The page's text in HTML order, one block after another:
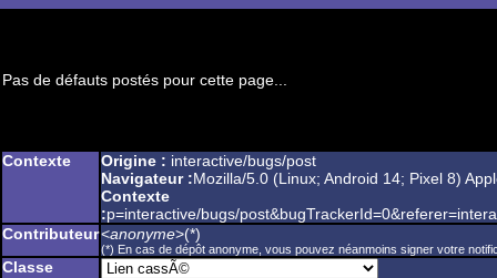
Pas de défauts postés pour cette page...
Contexte Origine : interactive/bugs/post
Navigateur :Mozilla/5.0 (Linux; Android 14; Pixel 8)
Contexte
:p=interactive/bugs/
Contributeur<anonyme>(*)
(*) En cas de dépôt anonyme, vous pouvez néanmoins signer votre
Classe